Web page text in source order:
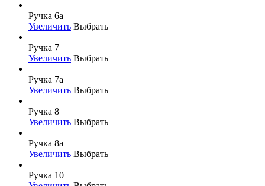
Ручка 6а
Увеличить Выбрать
Ручка 7
Увеличить Выбрать
Ручка 7а
Увеличить Выбрать
Ручка 8
Увеличить Выбрать
Ручка 8а
Увеличить Выбрать
Ручка 10